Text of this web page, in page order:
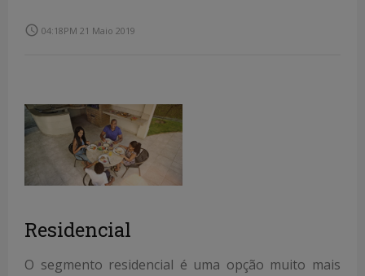
access_time 04:18PM 21 Maio 2019
Residencial
O segmento residencial é uma opção muito mais